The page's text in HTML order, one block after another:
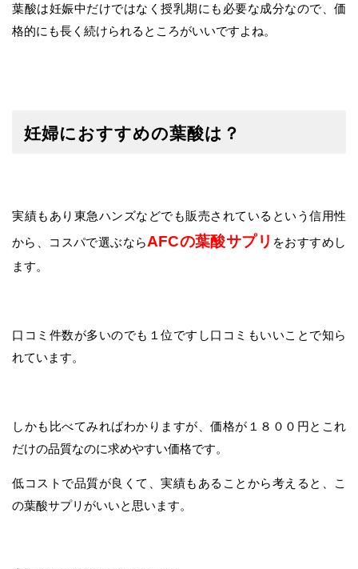
葉酸は妊娠中だけではなく授乳期にも必要な成分なので、価
格的にも長く続けられるところがいいですよね。
妊婦におすすめの葉酸は？
実績もあり東急ハンズなどでも販売されているという信用性
から、コスパで選ぶならAFCの葉酸サプリ をおすすめし
ます。
口コミ件数が多いのでも１位ですし口コミもいいことで知ら
れています。
しかも比べてみればわかりますが、価格が１８００円とこれ
だけの品質なのに求めやすい価格です。
低コストで品質が良くて、実績もあることから考えると、こ
の葉酸サプリがいいと思います。